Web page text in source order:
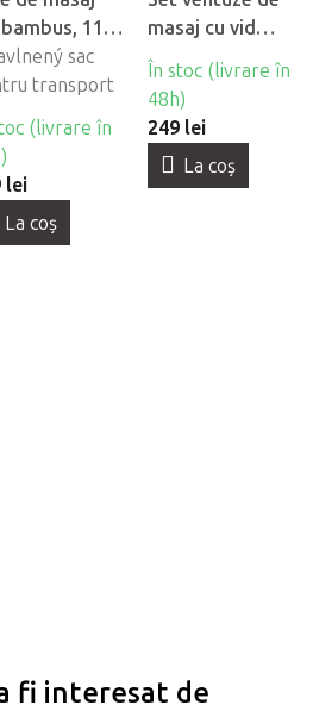
11
sac
transport
(livrare în
lei
La coş
masaj cu vid
Fabulo Luxury 19
buc
În stoc (livrare în
48h)
249 lei
La coş
fi interesat de